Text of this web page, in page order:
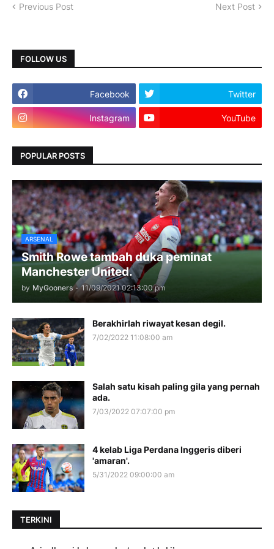
Previous Post Next Post
FOLLOW US
Facebook Twitter
Instagram YouTube
POPULAR POSTS
ARSENAL
Smith Rowe tambah duka peminat
Manchester United.
by MyGooners - 11/09/2021 02:13:00 pm
Berakhirlah riwayat kesan degil.
7/02/2022 11:08:00 am
Salah satu kisah paling gila yang pernah
ada.
7/03/2022 07:07:00 pm
4 kelab Liga Perdana Inggeris diberi
'amaran'.
5/31/2022 09:00:00 am
TERKINI